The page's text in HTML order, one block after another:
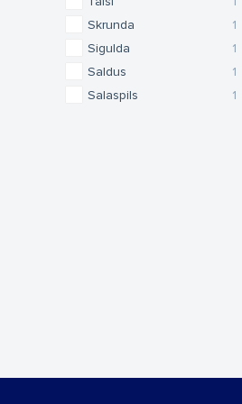
1
Skrunda
1
Sigulda
1
Saldus
1
Salaspils